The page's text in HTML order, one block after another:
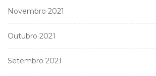
Novembro 2021
Outubro 2021
Setembro 2021